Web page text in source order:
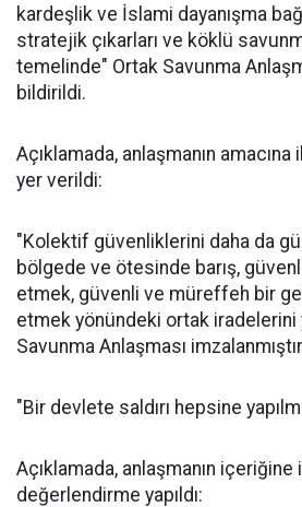
kardeşlik ve İslami dayanışma
stratejik çıkarları ve köklü
temelinde" Ortak Savunma
bildirildi.
Açıklamada, anlaşmanın
yer verildi:
"Kolektif güvenliklerini daha da
bölgede ve ötesinde barış,
etmek, güvenli ve müreffeh bir
etmek yönündeki ortak iradelerini
Savunma Anlaşması
"Bir devlete saldırı hepsine
Açıklamada, anlaşmanın
değerlendirme yapıldı: